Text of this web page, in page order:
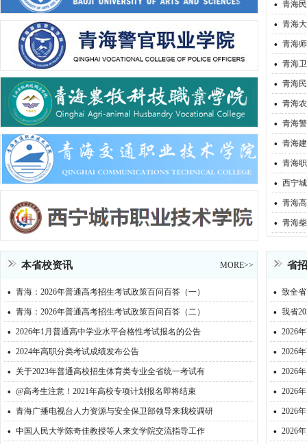
青海
· 青海
· 青海
· 青海
· 青海
· 青海
· 青海
· 青海
· 青海
· 西宁
· 青海
· 青海
本省校资讯 MORE>>
· 青海：2026年普通高考招生考试政策百问百答（一）
· 青海：2026年普通高考招生考试政策百问百答（二）
· 2026年1月普通高中学业水平合格性考试报名的公告
· 2024年高职分类考试成绩发布公告
· 关于2023年普通高校招生体育类专业全省统一考试有
· @高考生注意！2021年高校专项计划报名即将结束
· 青海广播电视台人力资源与安全保卫部领导来我校调研
· 中国人民大学陈奇佳教授等人来文学院交流指导工作
省
· 致全
· 我省
· 2026
· 2026
· 2026
· 2026
· 2026
· 2026